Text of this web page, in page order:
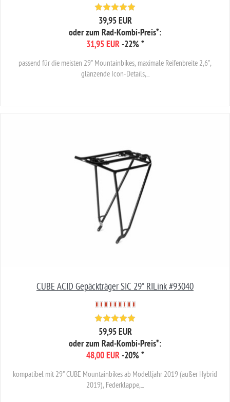
39,95 EUR
oder zum Rad-Kombi-Preis*:
31,95 EUR -22%*
passend für die meisten 29" Mountainbikes, maximale Reifenbreite 2,6",
glänzende Icon-Details,...
CUBE ACID Gepäckträger SIC 29" RILink #93040
59,95 EUR
oder zum Rad-Kombi-Preis*:
48,00 EUR -20%*
kompatibel mit 29" CUBE Mountainbikes ab Modelljahr 2019 (außer Hybrid
2019), Federklappe,...